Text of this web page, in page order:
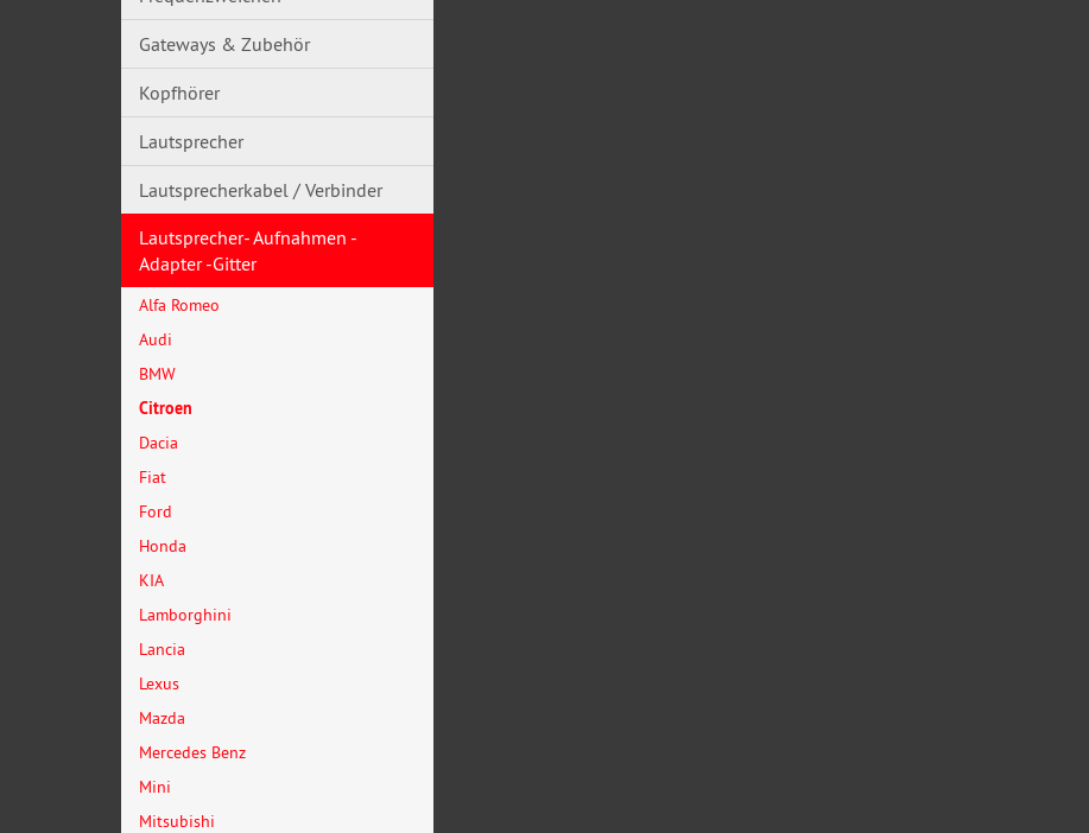
Gateways & Zubehör
Kopfhörer
Lautsprecher
Lautsprecherkabel / Verbinder
Lautsprecher- Aufnahmen -
Adapter -Gitter
Alfa Romeo
Audi
BMW
Citroen
Dacia
Fiat
Ford
Honda
KIA
Lamborghini
Lancia
Lexus
Mazda
Mercedes Benz
Mini
Mitsubishi